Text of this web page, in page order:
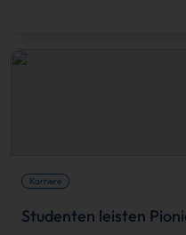
Karriere
Studenten leisten